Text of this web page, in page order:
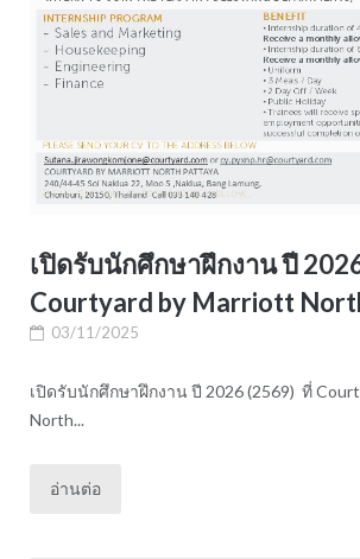
เปิดรับนักศึกษาฝึกงาน ปี
Courtyard by Marriott
03/11/2025
เปิดรับนักศึกษาฝึกงาน ปี 2026 (2569) ที่
North...
อ่านต่อ